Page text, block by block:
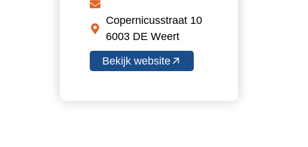
Copernicusstraat 10
6003 DE Weert
Bekijk website